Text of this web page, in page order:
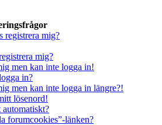
registrera mig?
mig?
men kan inte logga in!
in?
men kan inte logga in längre?!
lösenord!
forumcookies”-länken?